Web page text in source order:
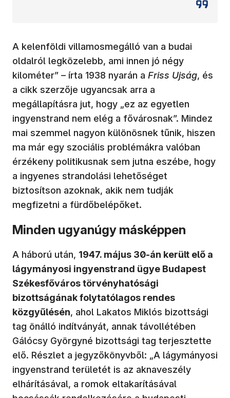
A kelenföldi villamosmegálló van a budai
oldalról legközelebb, ami innen jó négy
kilométer” – írta 1938 nyarán a Friss Ujság, és
a cikk szerzője ugyancsak arra a
megállapításra jut, hogy „ez az egyetlen
ingyenstrand nem elég a fővárosnak”. Mindez
mai szemmel nagyon különösnek tűnik, hiszen
ma már egy szociális problémákra valóban
érzékeny politikusnak sem jutna eszébe, hogy
a ingyenes strandolási lehetőséget
biztosítson azoknak, akik nem tudják
megfizetni a fürdőbelépőket.
Minden ugyanúgy másképpen
A háború után, 1947. május 30-án került elő a
lágymányosi ingyenstrand ügye Budapest
Székesfőváros törvényhatósági
bizottságának folytatólagos rendes
közgyűlésén, ahol Lakatos Miklós bizottsági
tag önálló indítványát, annak távollétében
Gálócsy Györgyné bizottsági tag terjesztette
elő. Részlet a jegyzőkönyvből: „A lágymányosi
ingyenstrand területét is az aknaveszély
elhárításával, a romok eltakarításával